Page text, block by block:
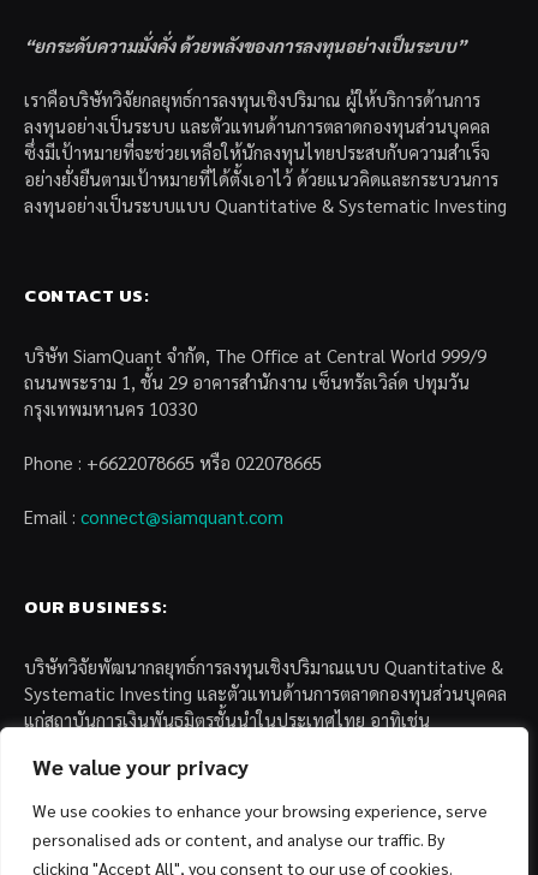
We value your privacy
We use cookies to enhance your browsing experience, serve
personalised ads or content, and analyse our traffic. By
clicking "Accept All", you consent to our use of cookies.
“ยกระดับความมั่งคั่ง ด้วยพลังของการลงทุนอย่างเป็นระบบ”
เราคือบริษัทวิจัยกลยุทธ์การลงทุนเชิงปริมาณ ผู้ให้บริการด้านการ
ลงทุนอย่างเป็นระบบ และตัวแทนด้านการตลาดกองทุนส่วนบุคคล
ซึ่งมีเป้าหมายที่จะช่วยเหลือให้นักลงทุนไทยประสบกับความสำเร็จ
อย่างยั่งยืนตามเป้าหมายที่ได้ตั้งเอาไว้ ด้วยแนวคิดและกระบวนการ
ลงทุนอย่างเป็นระบบแบบ Quantitative & Systematic Investing
CONTACT US:
บริษัท SiamQuant จำกัด, The Office at Central World 999/9
ถนนพระราม 1, ชั้น 29 อาคารสำนักงาน เซ็นทรัลเวิล์ด ปทุมวัน
กรุงเทพมหานคร 10330
Phone : +6622078665 หรือ 022078665
Email : connect@siamquant.com
OUR BUSINESS:
บริษัทวิจัยพัฒนากลยุทธ์การลงทุนเชิงปริมาณแบบ Quantitative &
Systematic Investing และตัวแทนด้านการตลาดกองทุนส่วนบุคคล
แก่สถาบันการเงินพันธมิตรชั้นนำในประเทศไทย อาทิเช่น
– บล. กรุงไทย เอ็กซ์สปริง จำกัด
– บล. ฟิลลิป (ประเทศไทย) จำกัด (มหาชน)